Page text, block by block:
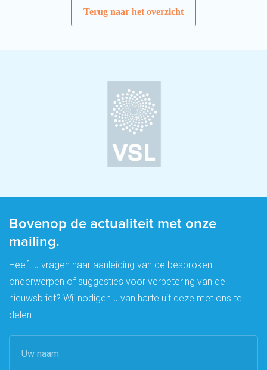
Terug naar het overzicht
Bovenop de actualiteit met onze
mailing.
Heeft u vragen naar aanleiding van de besproken
onderwerpen of suggesties voor verbetering van de
nieuwsbrief? Wij nodigen u van harte uit deze met ons te
delen.